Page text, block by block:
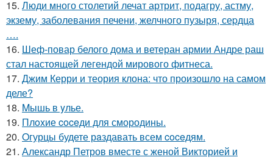
15. Люди много столетий лечат артрит, подагру, астму,
экзему, заболевания печени, желчного пузыря, сеpдца
….
16. Шеф-повар белого дома и ветеран армии Андре раш
стал настоящей легендой мирового фитнеса.
17. Джим Керри и теория клона: что произошло на самом
деле?
18. Mышь в yлье.
19. Плoxие coceди для смородины.
20. Oгурцы будете рaздавать всем coceдям.
21. Александр Петров вместе с женой Викторией и